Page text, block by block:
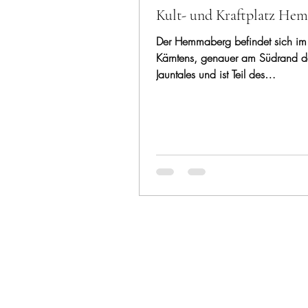
Kult- und Kraftplatz
Der Hemmaberg befindet sich im
Kärntens, genauer am Südrand
Jauntales und ist Teil des